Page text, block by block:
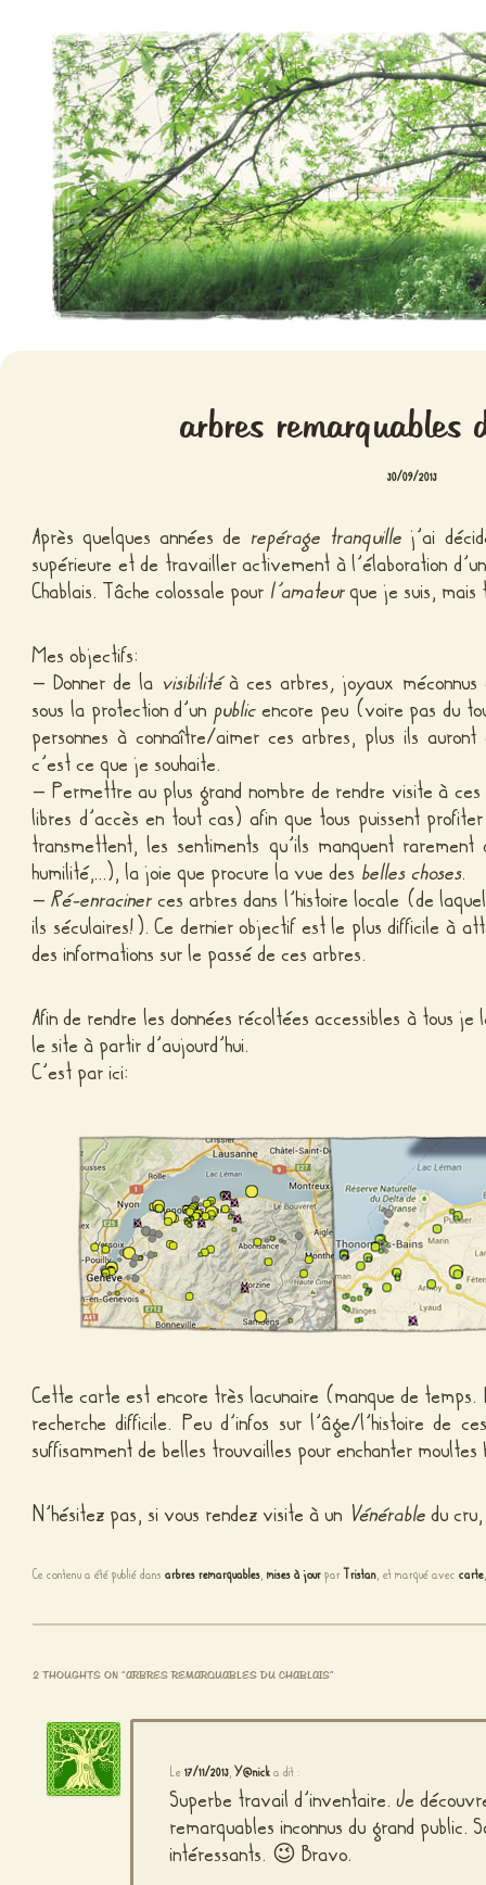
Meristemes
arbres remarquables
30/09/2013
Après quelques années de repérage tranquille j’ai
supérieure et de travailler activement à l’élaboration
Chablais. Tâche colossale pour l’amateurque je suis,
Mes objectifs:
– Donner de la visibilitéà ces arbres,joyaux
sous la protection d’unpublicencore peu (voire pas du
personnes à connaître/aimer ces arbres, plus ils
c’est ce que je souhaite.
– Permettre au plus grand nombre de rendre visite à
libres d’accès en tout cas) afin que tous puissent
transmettent, les sentiments qu’ils manquent
humilité,…), la joie que procure la vue des belles choses.
–Ré-enracinerces arbres dans l’histoire locale (de
ils séculaires!). Ce dernier objectif est le plus difficile à
des informations sur le passé de ces arbres.
Afin de rendre les données récoltées accessibles à tous
le site à partir d’aujourd’hui.
C’est par ici:
Cette carte est encore très lacunaire (manque de temps.
recherche difficile. Peu d’infos sur l’âge/l’histoire de
suffisamment de belles trouvailles pour enchanter moultes
N’hésitez pas, si vous rendez visite à un Vénérabledu
Ce contenu a été publié dans arbres remarquables, mises à jourparTristan, et marqué avec carte
2 THOUGHTS ON “ARBRES REMARQUABLES DU CHABLAIS”
Le17/11/2013,Y@nicka dit :
Superbe travail d’inventaire. Je
remarquables inconnus du grand public.
intéressants. 😉 Bravo.